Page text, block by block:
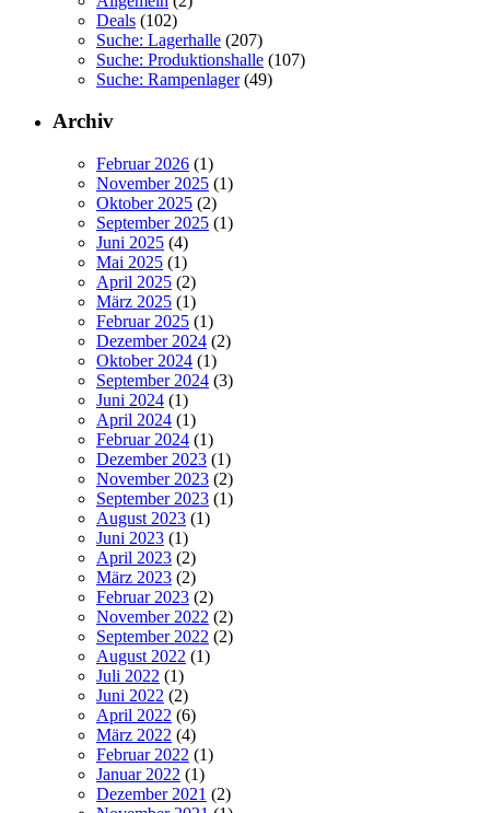
Deals (102)
Suche: Lagerhalle (207)
Suche: Produktionshalle (107)
Suche: Rampenlager(49)
Archiv
Februar 2026 (1)
November 2025 (1)
Oktober 2025 (2)
September 2025 (1)
Juni 2025 (4)
Mai 2025 (1)
April 2025 (2)
März 2025 (1)
Februar 2025 (1)
Dezember 2024 (2)
Oktober 2024 (1)
September 2024 (3)
Juni 2024 (1)
April 2024 (1)
Februar 2024 (1)
Dezember 2023 (1)
November 2023 (2)
September 2023 (1)
August 2023 (1)
Juni 2023 (1)
April 2023 (2)
März 2023 (2)
Februar 2023 (2)
November 2022 (2)
September 2022 (2)
August 2022 (1)
Juli 2022 (1)
Juni 2022 (2)
April 2022 (6)
März 2022 (4)
Februar 2022 (1)
Januar 2022 (1)
Dezember 2021 (2)